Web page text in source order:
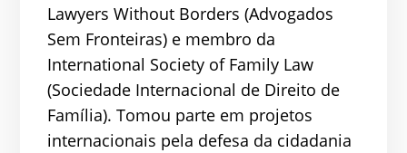
Lawyers Without Borders (Advogados
Sem Fronteiras) e membro da
International Society of Family Law
(Sociedade Internacional de Direito de
Família). Tomou parte em projetos
internacionais pela defesa da cidadania